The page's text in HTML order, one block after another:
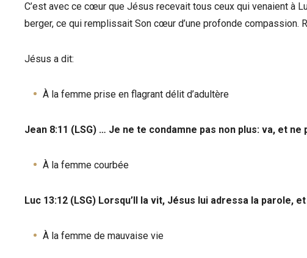
C’est avec ce cœur que Jésus recevait tous ceux qui venaient à
berger, ce qui remplissait Son cœur d’une profonde compassion.
Jésus a dit:
À la femme prise en flagrant délit d’adultère
Jean 8:11 (LSG) … Je ne te condamne pas non plus: va, et ne
À la femme courbée
Luc 13:12 (LSG) Lorsqu’Il la vit, Jésus lui adressa la parole,
À la femme de mauvaise vie